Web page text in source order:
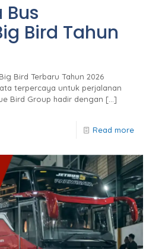
Bus
Bird Tahun
Bird Terbaru Tahun 2026
terpercaya untuk perjalanan
Bird Group hadir dengan […]
Read more